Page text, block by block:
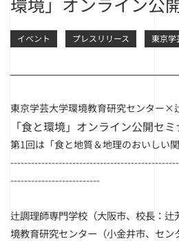
イベント プレスリリース 東京
東京学芸大学環境教育研究センター×
「食と環境」オンライン公開セ
第1回は「食と地質＆地理のおいしい
--------------------------
辻調理師専門学校（大阪市、校長：辻
境教育研究センター（小金井市、セ